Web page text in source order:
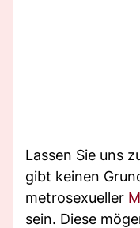
Lassen Sie uns
gibt keinen
metrosexueller
sein. Diese